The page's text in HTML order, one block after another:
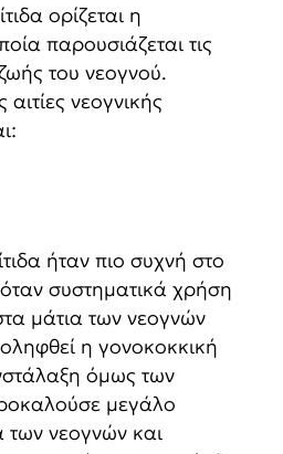
ορίζεται η
παρουσιάζεται τις
του νεογνού.
νεογνικής
ήταν πιο συχνή στο
συστηματικά χρήση
μάτια των νεογνών
η γονοκοκκική
όμως των
μεγάλο
των νεογνών και